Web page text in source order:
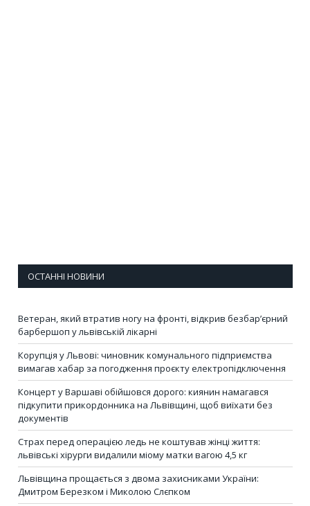
ОСТАННІ НОВИНИ
Ветеран, який втратив ногу на фронті, відкрив безбар’єрний
барбершоп у львівській лікарні
Корупція у Львові: чиновник комунального підприємства
вимагав хабар за погодження проєкту електропідключення
Концерт у Варшаві обійшовся дорого: киянин намагався
підкупити прикордонника на Львівщині, щоб виїхати без
документів
Страх перед операцією ледь не коштував жінці життя:
львівські хірурги видалили міому матки вагою 4,5 кг
Львівщина прощається з двома захисниками України:
Дмитром Березком і Миколою Слєпком